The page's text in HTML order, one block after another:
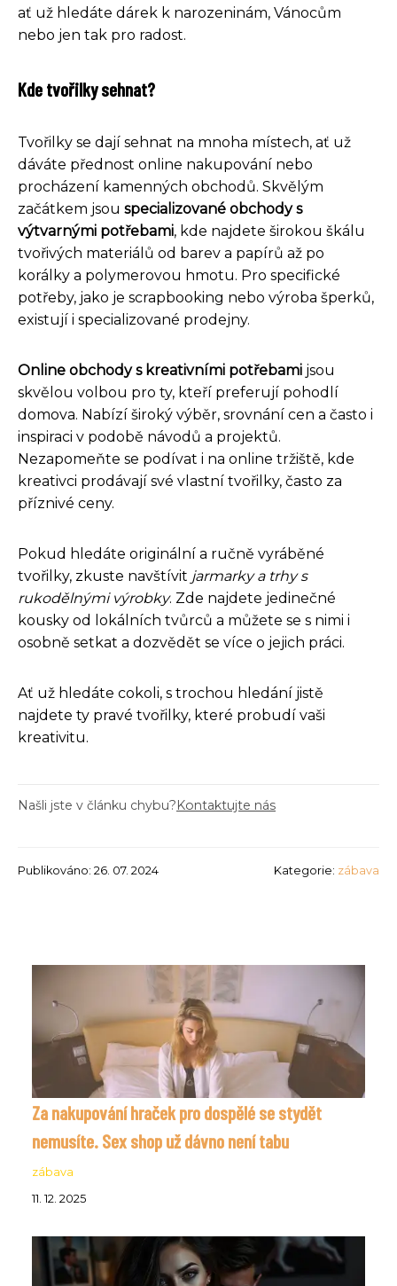
ať už hledáte dárek k narozeninám, Vánocům
nebo jen tak pro radost.
Kde tvořilky sehnat?
Tvořilky se dají sehnat na mnoha místech, ať už
dáváte přednost online nakupování nebo
procházení kamenných obchodů. Skvělým
začátkem jsou specializované obchody s
výtvarnými potřebami, kde najdete širokou škálu
tvořivých materiálů od barev a papírů až po
korálky a polymerovou hmotu. Pro specifické
potřeby, jako je scrapbooking nebo výroba šperků,
existují i specializované prodejny.
Online obchody s kreativními potřebami jsou
skvělou volbou pro ty, kteří preferují pohodlí
domova. Nabízí široký výběr, srovnání cen a často i
inspiraci v podobě návodů a projektů.
Nezapomeňte se podívat i na online tržiště, kde
kreativci prodávají své vlastní tvořilky, často za
příznivé ceny.
Pokud hledáte originální a ručně vyráběné
tvořilky, zkuste navštívit jarmarky a trhy s
rukodělnými výrobky. Zde najdete jedinečné
kousky od lokálních tvůrců a můžete se s nimi i
osobně setkat a dozvědět se více o jejich práci.
Ať už hledáte cokoli, s trochou hledání jistě
najdete ty pravé tvořilky, které probudí vaši
kreativitu.
Našli jste v článku chybu?Kontaktujte nás
Publikováno: 26. 07. 2024 Kategorie: zábava
Za nakupování hraček pro dospělé se stydět
nemusíte. Sex shop už dávno není tabu
zábava
11. 12. 2025